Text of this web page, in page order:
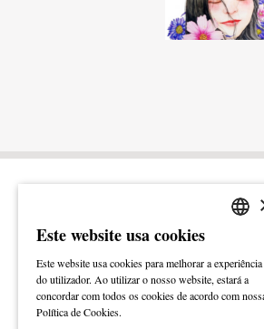
ENGLISH
Este website usa cookies
Este website usa cookies para melhorar a experiência
do utilizador. Ao utilizar o nosso website, estará a
concordar com todos os cookies de acordo com
Política de Cookies.